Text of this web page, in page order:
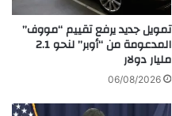
تمويل جديد يرفع تقييم “مووف”
المدعومة من “أوبر” لنحو 2.1
مليار دولار
06/08/2026